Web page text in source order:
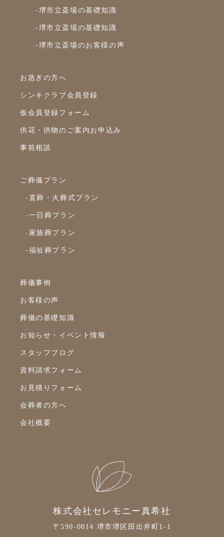
2023年8月
2023年7月
2023年6月
2023年4月
2023年3月
2023年2月
2023年1月
2022年12月
2022年4月
2022年3月
2022年2月
2022年1月
2021年12月
2021年11月
2021年10月
2021年9月
2021年8月
-堺市立斎場の基礎知識
-堺市立斎場の基礎知識
-堺市立斎場のお客様の声
お急ぎの方へ
シンキクラブ会員登録
仮会員登録フォーム
供花・供物のご案内お申込み
事前相談
ご葬儀プラン
-直葬・火葬式プラン
-一日葬プラン
-家族葬プラン
-福祉葬プラン
葬儀事例
お客様の声
葬儀の基礎知識
お知らせ・イベント情報
スタッフブログ
資料請求フォーム
お見積りフォーム
会葬者の方へ
会社概要
株式会社セレモニー真希社
〒590-0014 堺市堺区田出井町1-1